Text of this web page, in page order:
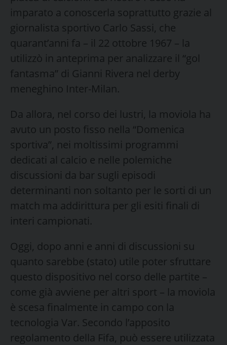
imparato a conoscerla soprattutto grazie al
giornalista sportivo Carlo Sassi, che
quarant’anni fa – il 22 ottobre 1967 – la
utilizzò in anteprima per analizzare il “gol
fantasma” di Gianni Rivera nel derby
meneghino Inter-Milan.
Da allora, nel corso dei lustri, la moviola ha
avuto un posto fisso nella “Domenica
sportiva”, nei moltissimi programmi
dedicati al calcio e nelle polemiche
discussioni da bar sugli episodi
determinanti non soltanto per le sorti di un
match ma addirittura per gli esiti finali di
interi campionati.
Oggi, dopo anni e anni di discussioni su
quanto sarebbe (stato) utile poter sfruttare
questo dispositivo nel corso delle partite –
come già avviene per altri sport – la moviola
è scesa finalmente in campo con la
tecnologia Var. Secondo l’apposito
regolamento della Fifa, può essere utilizzata